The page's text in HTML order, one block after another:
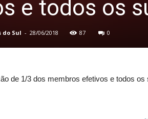
e todos os
do Sul - 28/06/2018 87 0
de 1/3 dos membros efetivos e todos